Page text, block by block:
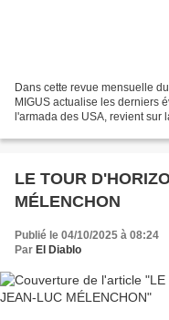
Dans cette revue mensuelle
MIGUS actualise les derniers
l'armada des USA, revient sur
LE TOUR
MÉLENCHON
Publié le 04/10/2025 à 08:24
Par El Diablo